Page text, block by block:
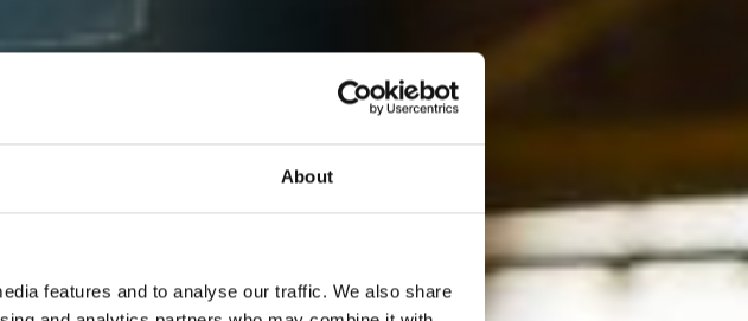
About
features and to analyse our traffic. We also share